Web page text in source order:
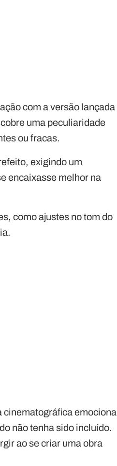
com a versão lançada
uma peculiaridade
ou fracas.
exigindo um
encaixasse melhor na
como ajustes no tom do
cinematográfica
não tenha sido incluído.
ao se criar uma obra